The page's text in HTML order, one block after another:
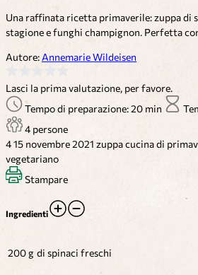
Una raffinata ricetta primaverile: zuppa di
stagione e funghi champignon. Perfetta
Autore: Annemarie Wildeisen
Lasci la prima valutazione, per favore.
Tempo di preparazione: 20 min
4 persone
415 novembre 2021 zuppacucina di
vegetariano
Stampare
Ingredienti
200 g di spinaci freschi